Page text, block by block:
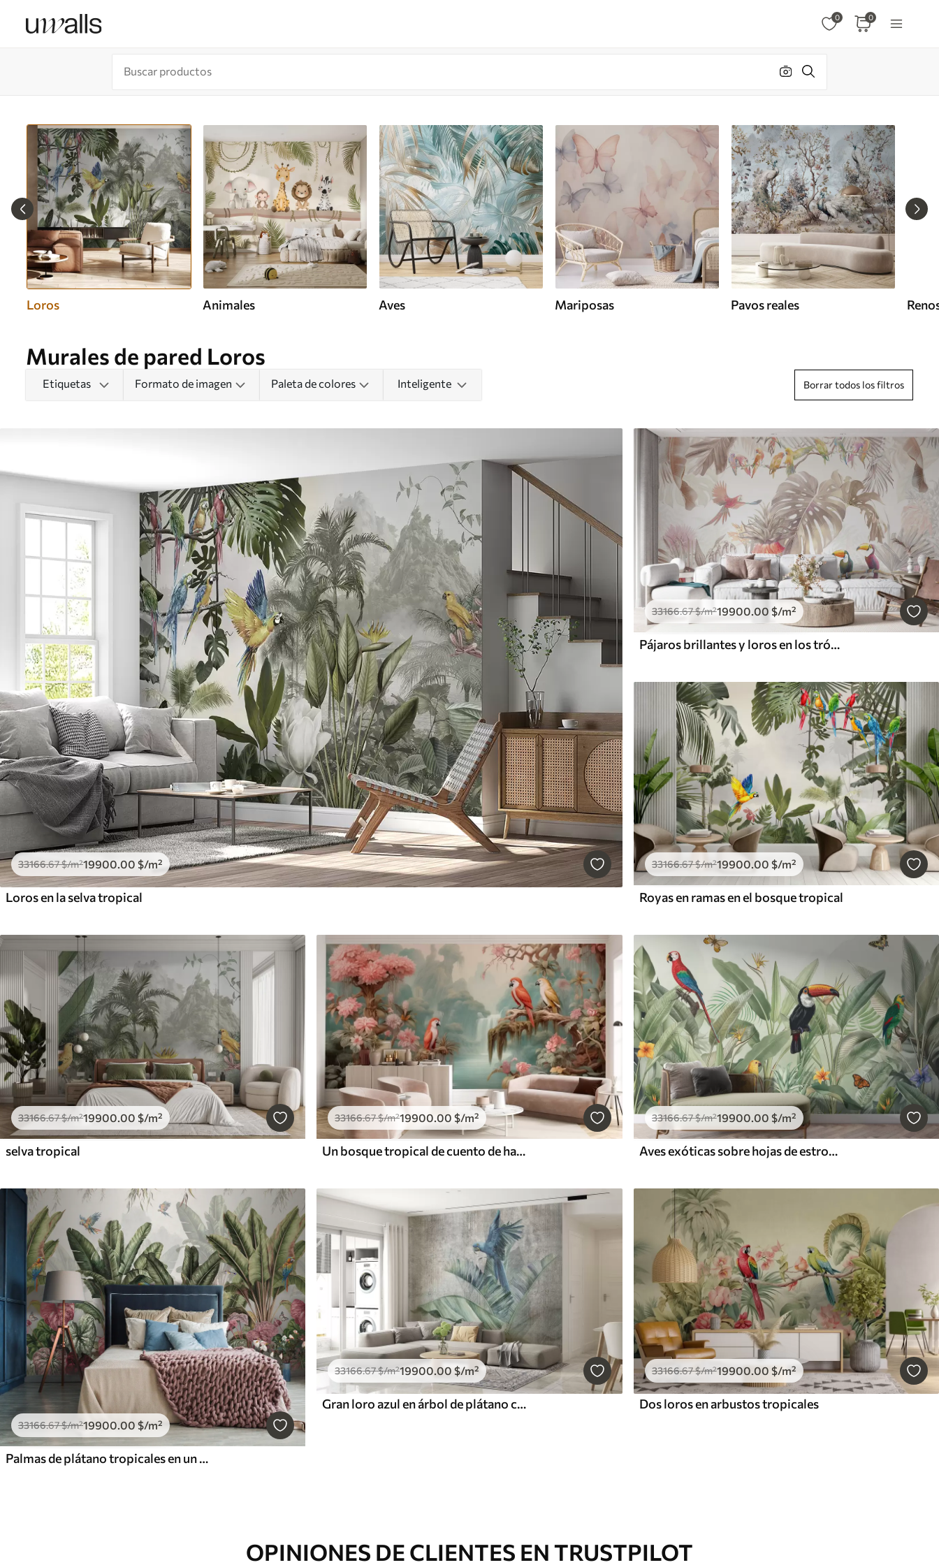
0 0
Loros Animales Aves Mariposas Pavos reales
Murales de pared Loros
Etiquetas Formato de imagen Paleta de colores Inteligente Borrar todos los filtros
33166.67$/m²19900.00 $/m²
Loros en la selva tropical
33166.67$/m²19900 .00 $/m²
Pájaros brillantes y loros en los trópicos
33166.67$/m²19900.00 $/m²
Royas en ramas en el bosque tropical
33166.67$/m²19900 .00 $/m²
selva tropical
33166.67$/m²19900 .00 $/m²
Un bosque tropical de cuento de hadas con loros, árboles en flor con flores rosas y una cascada.
33166.67$/m²19900 .00 $/m²
Aves exóticas sobre hojas de estropio gris
33166.67$/m²19900.00 $/m²
Palmas de plátano tropicales en un paisaje con guacamayos y mariposas en estilo vintage
33166.67$/m²19900.00 $/m²
Gran loro azul en árbol de plátano con textura de hormigón grunge
33166.67$/m²19900.00 $/m²
Dos loros en arbustos tropicales
OPINIONES DE CLIENTES EN TRUSTPILOT